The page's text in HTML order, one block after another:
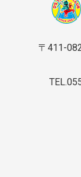
〒411-